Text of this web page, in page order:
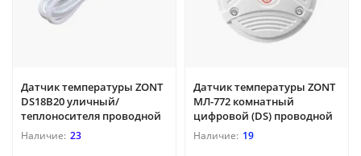
Датчик температуры ZONT
DS18В20 уличный/
теплоносителя проводной
23
Датчик температуры ZONT
МЛ-772 комнатный
цифровой (DS) проводной
19